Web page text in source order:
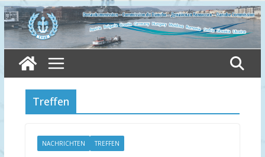
Skip
to
content
Treffen
NACHRICHTEN TREFFEN